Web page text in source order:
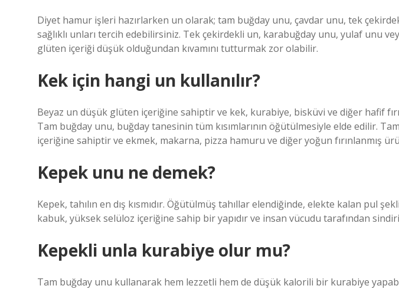
Diyet hamur işleri hazırlarken un olarak; tam buğday unu, çavdar unu, tek
sağlıklı unları tercih edebilirsiniz. Tek çekirdekli un, karabuğday unu, yulaf unu
glüten içeriği düşük olduğundan kıvamını tutturmak zor olabilir.
Kek için hangi un kullanılır?
Beyaz un düşük glüten içeriğine sahiptir ve kek, kurabiye, bisküvi ve diğer hafif
Tam buğday unu, buğday tanesinin tüm kısımlarının öğütülmesiyle elde edilir.
içeriğine sahiptir ve ekmek, makarna, pizza hamuru ve diğer yoğun fırınlanmış
Kepek unu ne demek?
Kepek, tahılın en dış kısmıdır. Öğütülmüş tahıllar elendiğinde, elekte kalan pul
kabuk, yüksek selüloz içeriğine sahip bir yapıdır ve insan vücudu tarafından
Kepekli unla kurabiye olur mu?
Tam buğday unu kullanarak hem lezzetli hem de düşük kalorili bir kurabiye